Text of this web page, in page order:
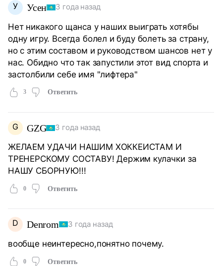
У Усен 3 года назад
Нет никакого щанса у наших выиграть хотябы
одну игру. Всегда болел и буду болеть за страну,
но с этим составом и руководством шансов нет у
нас. Обидно что так запустили этот вид спорта и
застолбили себе имя "лифтера"
3 Ответить
G GZG 3 года назад
ЖЕЛАЕМ УДАЧИ НАШИМ ХОККЕИСТАМ И
ТРЕНЕРСКОМУ СОСТАВУ! Держим кулачки за
НАШУ СБОРНУЮ!!!
0 Ответить
D Denrom 3 года назад
вообще неинтересно,понятно почему.
0 Ответить